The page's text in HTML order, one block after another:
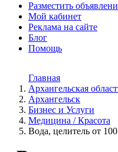
Разместить
Мой кабинет
Реклама на сайте
Блог
Помощь
Главная
Архангельская
Архангельск
Бизнес и Услуги
Медицина / Красота
Вода, целитель от